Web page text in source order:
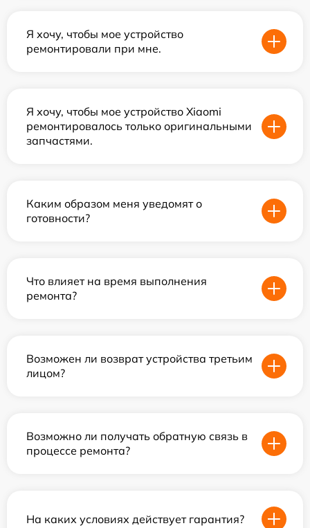
Я хочу, чтобы мое устройство
ремонтировали при мне.
Я хочу, чтобы мое устройство Xiaomi
ремонтировалось только оригинальными
запчастями.
Каким образом меня уведомят о
готовности?
Что влияет на время выполнения
ремонта?
Возможен ли возврат устройства третьим
лицом?
Возможно ли получать обратную связь в
процессе ремонта?
На каких условиях действует гарантия?